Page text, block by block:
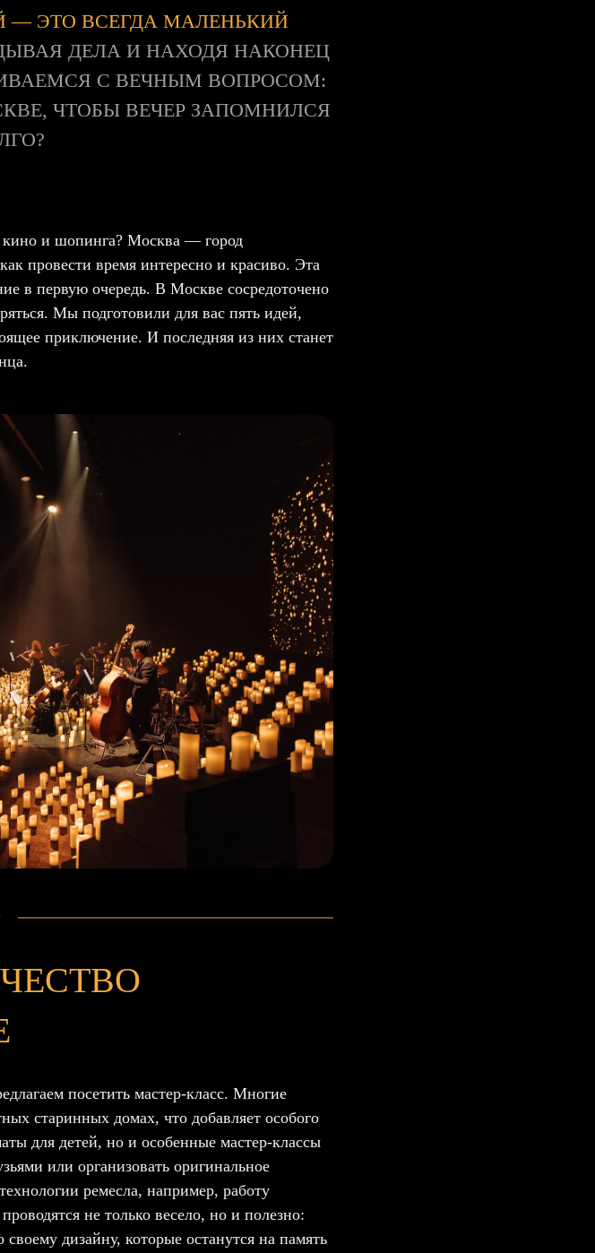
— ЭТО ВСЕГДА МАЛЕНЬКИЙ
ДЕЛА И НАХОДЯ НАКОНЕЦ
С ВЕЧНЫМ ВОПРОСОМ:
ЧТОБЫ ВЕЧЕР ЗАПОМНИЛСЯ
кино и шопинга? Москва — город
провести время интересно и красиво. Эта
в первую очередь. В Москве сосредоточено
Мы подготовили для вас пять идей,
приключение. И последняя из них станет
посетить мастер-класс. Многие
старинных домах, что добавляет особого
для детей, но и особенные мастер-классы
или организовать оригинальное
ремесла, например, работу
не только весело, но и полезно:
дизайну, которые останутся на память